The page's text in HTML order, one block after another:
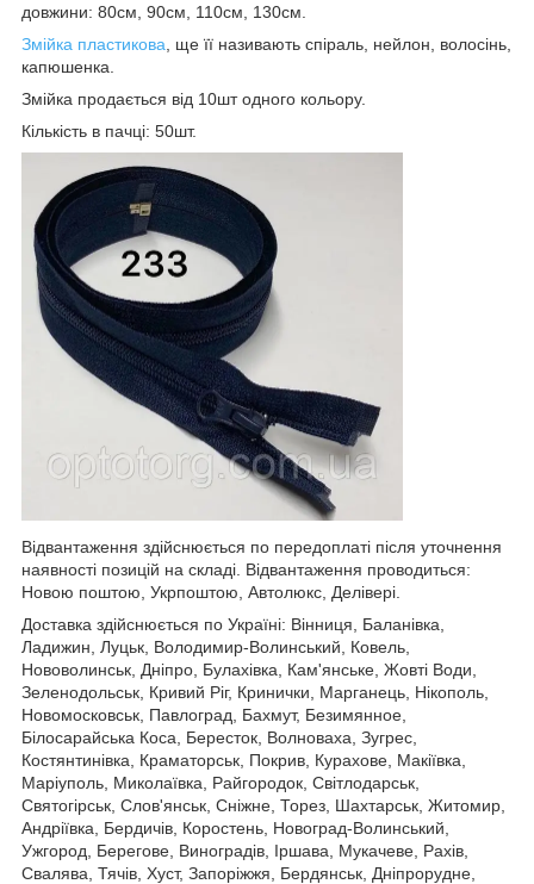
довжини: 80см, 90см, 110см, 130см.
Змійка пластикова , ще її називають спіраль, нейлон, волосінь,
капюшенка.
Змійка продається від 10шт одного кольору.
Кількість в пачці: 50шт.
Відвантаження здійснюється по передоплаті після уточнення
наявності позицій на складі. Відвантаження проводиться:
Новою поштою, Укрпоштою, Автолюкс, Делівері.
Доставка здійснюється по Україні: Вінниця, Баланівка,
Ладижин, Луцьк, Володимир-Волинський, Ковель,
Нововолинськ, Дніпро, Булахівка, Кам'янське, Жовті Води,
Зеленодольськ, Кривий Ріг, Кринички, Марганець, Нікополь,
Новомосковськ, Павлоград, Бахмут, Безимянное,
Білосарайська Коса, Бересток, Волноваха, Зугрес,
Костянтинівка, Краматорськ, Покрив, Курахове, Макіївка,
Маріуполь, Миколаївка, Райгородок, Світлодарськ,
Святогірськ, Слов'янськ, Сніжне, Торез, Шахтарськ, Житомир,
Андріївка, Бердичів, Коростень, Новоград-Волинський,
Ужгород, Берегове, Виноградів, Іршава, Мукачеве, Рахів,
Свалява, Тячів, Хуст, Запоріжжя, Бердянськ, Дніпрорудне,